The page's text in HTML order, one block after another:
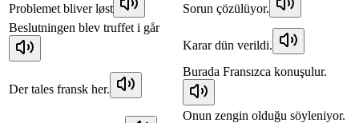
Problemet bliver løst
Sorun çözülüyor.
Beslutningen blev truffet i går
Karar dün verildi.
Der tales fransk her.
Burada Fransızca konuşulur.
Onun zengin olduğu söyleniyor.